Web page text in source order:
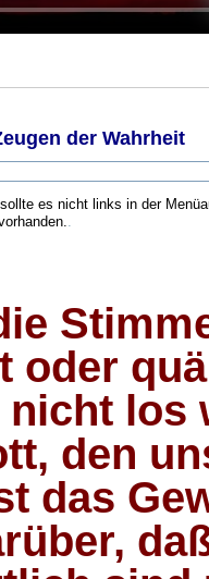
der Wahrheit
es nicht links in der
oder
los
den
das